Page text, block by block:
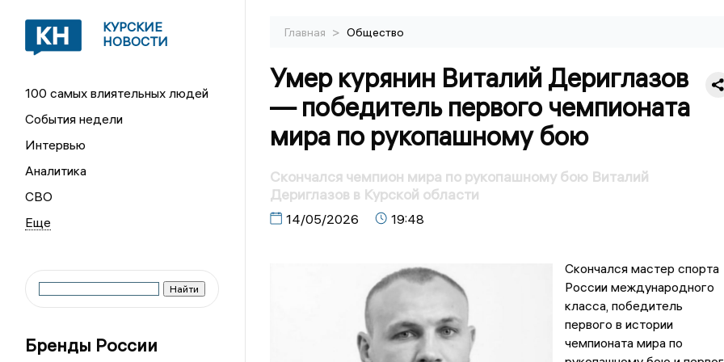
КУРСКИЕ
НОВОСТИ
100 самых влиятельных людей
События недели
Интервью
Аналитика
СВО
Бренды России
Главная > Общество
Умер курянин Виталий Дериглазов
— победитель первого чемпионата
мира по рукопашному бою
Скончался чемпион мира по рукопашному бою Виталий
Дериглазов в Курской области
14/05/2026 19:48
Скончался мастер спорта
России международного
класса, победитель
первого в истории
чемпионата мира по